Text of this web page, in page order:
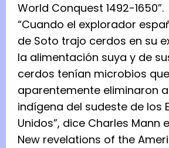
World Conquest 1492-1650”.
“Cuando el explorador
de Soto trajo cerdos en su
la alimentación suya y de
cerdos tenían microbios que
aparentemente eliminaron
indígena del sudeste de los
Unidos”, dice Charles Mann
New revelations of the